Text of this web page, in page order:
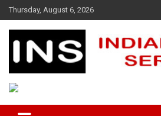
Skip
to
content
Thursday, August 6, 2026
Indian News Service